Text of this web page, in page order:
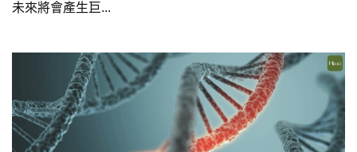
未來將會產生巨...